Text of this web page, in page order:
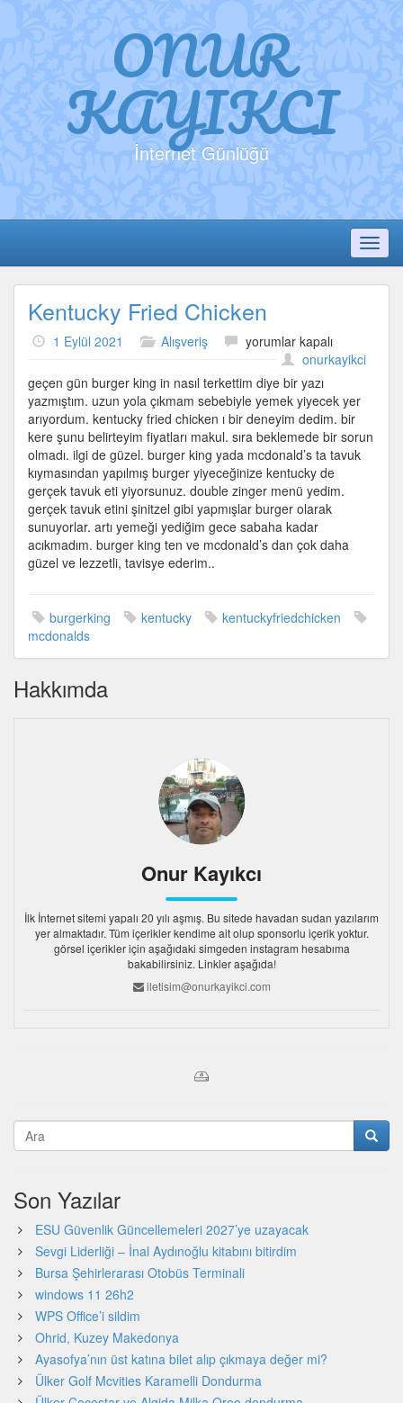
ONUR
KAYIKCI
İnternet Günlüğü
Kentucky Fried Chicken
1 Eylül 2021 Alışveriş
Kentucky
Chicken
için
yorumlar kapalı
onurkayikci
geçen gün burger king in nasıl terkettim diye bir yazı
yazmıştım. uzun yola çıkmam sebebiyle yemek yiyecek yer
arıyordum. kentucky fried chicken ı bir deneyim dedim. bir
kere şunu belirteyim fiyatları makul. sıra beklemede bir sorun
olmadı. ilgi de güzel. burger king yada mcdonald’s ta tavuk
kıymasından yapılmış burger yiyeceğinize kentucky de
gerçek tavuk eti yiyorsunuz. double zinger menü yedim.
gerçek tavuk etini şinitzel gibi yapmışlar burger olarak
sunuyorlar. artı yemeği yediğim gece sabaha kadar
acıkmadım. burger king ten ve mcdonald’s dan çok daha
güzel ve lezzetli, tavisye ederim..
burgerking kentucky
kentuckyfriedchicken
mcdonalds
Hakkımda
Onur Kayıkcı
İlk İnternet sitemi yapalı 20 yılı aşmış. Bu sitede havadan sudan yazılarım
yer almaktadır. Tüm içerikler kendime ait olup sponsorlu içerik yoktur.
görsel içerikler için aşağıdaki simgeden instagram hesabıma
bakabilirsiniz. Linkler aşağıda!
iletisim@onurkayikci.com
Son Yazılar
ESU Güvenlik Güncellemeleri 2027’ye uzayacak
Sevgi Liderliği – İnal Aydınoğlu kitabını bitirdim
Bursa Şehirlerarası Otobüs Terminali
windows 11 26h2
WPS Office’i sildim
Ohrid, Kuzey Makedonya
Ayasofya’nın üst katına bilet alıp çıkmaya değer mi?
Ülker Golf Mcvities Karamelli Dondurma